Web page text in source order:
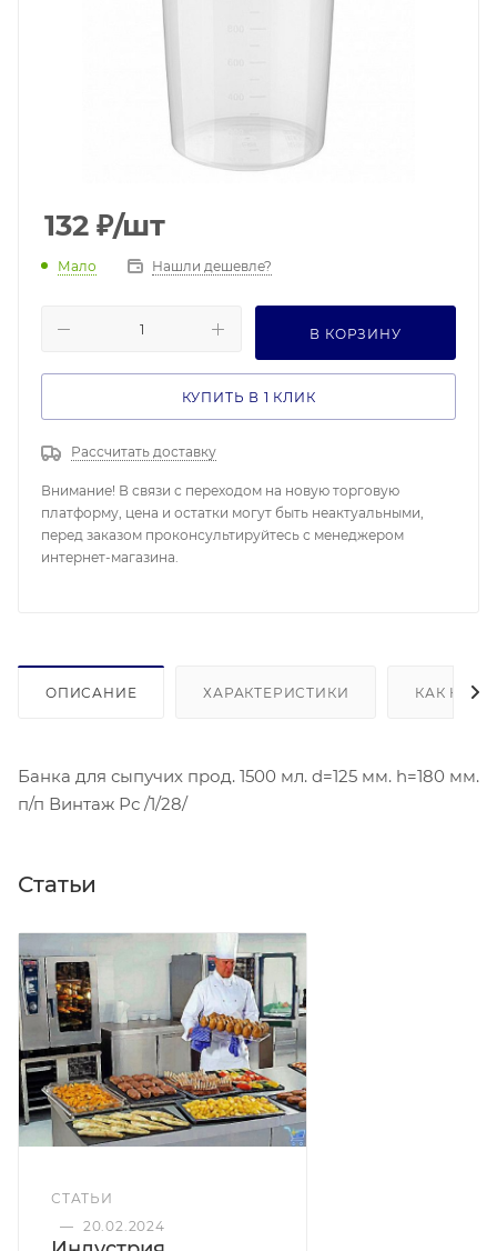
132 ₽/шт
Мало Нашли дешевле?
В КОРЗИНУ
КУПИТЬ В 1 КЛИК
Рассчитать доставку
Внимание! В связи с переходом на новую торговую
платформу, цена и остатки могут быть неактуальными,
перед заказом проконсультируйтесь с менеджером
интернет-магазина.
ОПИСАНИЕ ХАРАКТЕРИСТИКИ КАК
Банка для сыпучих прод. 1500 мл. d=125 мм. h=180 мм.
п/п Винтаж Рс /1/28/
Статьи
СТАТЬИ
— 20.02.2024